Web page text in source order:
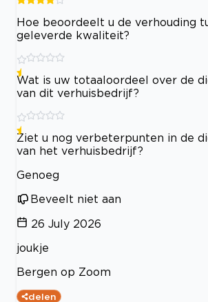
Hoe beoordeelt u de verhouding
geleverde kwaliteit?
Wat is uw totaaloordeel over de
van dit verhuisbedrijf?
Ziet u nog verbeterpunten in de
van het verhuisbedrijf?
Genoeg
Beveelt niet aan
26 July 2026
joukje
Bergen op Zoom
delen